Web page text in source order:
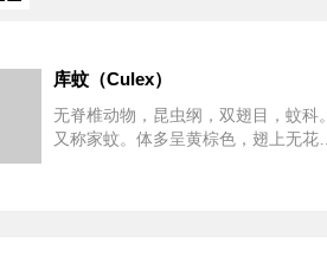
库蚊（Culex）
无脊椎动物，昆虫纲，双翅目，蚊科。
又称家蚊。体多呈黄棕色，翅上无花